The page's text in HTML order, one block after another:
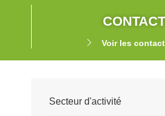
Voir les
Secteur d'activité